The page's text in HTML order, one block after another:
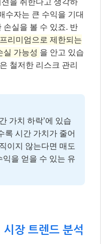
수자는 큰 수익을 기대
손실을 볼 수 있죠. 반
리미엄으로 제한되는
실 가능성 을 안고 있습
철저한 리스크 관리
가치 하락’에 있습
록 시간 가치가 줄어
이지 않는다면 매도
을 얻을 수 있는 유
장 트렌드 분석